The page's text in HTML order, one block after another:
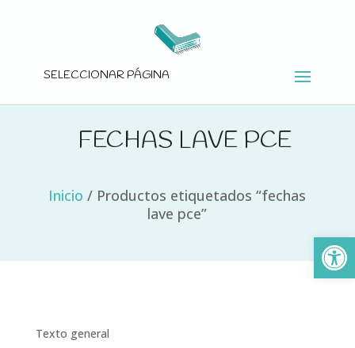
SELECCIONAR PÁGINA
FECHAS LAVE PCE
Inicio / Productos etiquetados “fechas
lave pce”
Texto general